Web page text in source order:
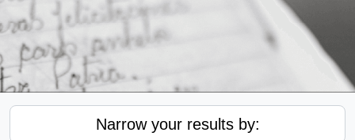
Narrow your results by: